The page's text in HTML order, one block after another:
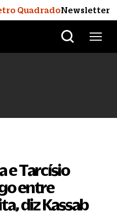
QuadradoNewsletter
e Tarcísio
entre
diz Kassab